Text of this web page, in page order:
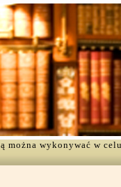
można wykonywać w